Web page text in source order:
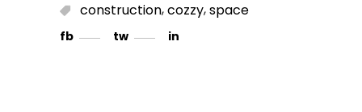
construction,cozzy,space
fb tw in